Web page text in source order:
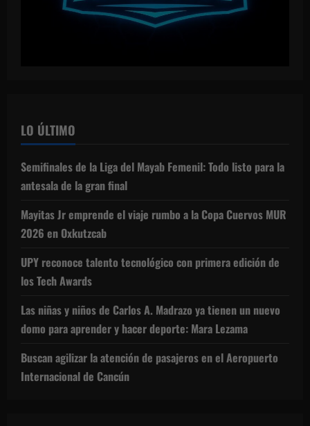
LO ÚLTIMO
Semifinales de la Liga del Mayab Femenil: Todo listo para la
antesala de la gran final
Mayitas Jr emprende el viaje rumbo a la Copa Cuervos MUR
2026 en Oxkutzcab
UPY reconoce talento tecnológico con primera edición de
los Tech Awards
Las niñas y niños de Carlos A. Madrazo ya tienen un nuevo
domo para aprender y hacer deporte: Mara Lezama
Buscan agilizar la atención de pasajeros en el Aeropuerto
Internacional de Cancún